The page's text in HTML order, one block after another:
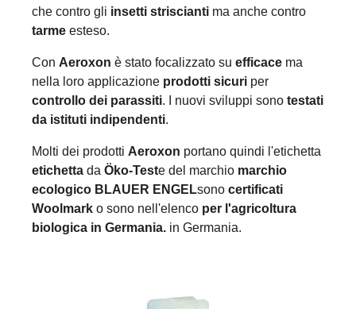
che contro gli insetti striscianti ma anche contro
tarme esteso.
Con Aeroxon è stato focalizzato su efficace ma
nella loro applicazione prodotti sicuri per
controllo dei parassiti. I nuovi sviluppi sono testati
da istituti indipendenti.
Molti dei prodotti Aeroxon portano quindi l'etichetta
etichetta da Öko-Teste del marchio marchio
ecologico BLAUER ENGELsono certificati
Woolmark o sono nell'elenco per l'agricoltura
biologica in Germania. in Germania.